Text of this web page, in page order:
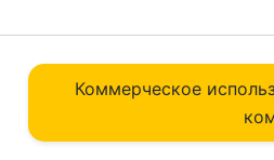
Коммерческое